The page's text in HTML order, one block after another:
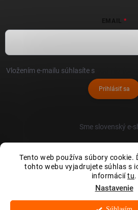
Tento web používa súbory cookie.
tohto webu vyjadrujete súhlas s
informáciítu.
Nastavenie
EMAIL
Vložením e-mailu súhlasíte s
Prihlásiť sa
Sme slovenský e-